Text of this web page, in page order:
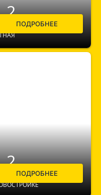
2
ПОДРОБНЕЕ
2
ПОДРОБНЕЕ